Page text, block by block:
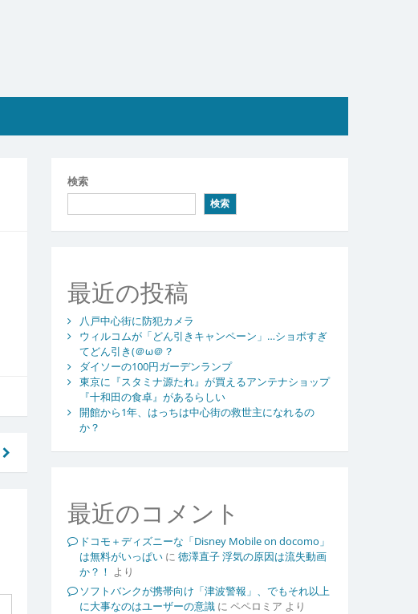
検索
検索
最近の投稿
八戸中心街に防犯カメラ
ウィルコムが「どん引きキャンペーン」…ショボすぎ
てどん引き(＠ω＠？
ダイソーの100円ガーデンランプ
東京に『スタミナ源たれ』が買えるアンテナショップ
『十和田の食卓』があるらしい
開館から1年、はっちは中心街の救世主になれるの
か？
最近のコメント
ドコモ＋ディズニーな「Disney Mobile on docomo」
は無料がいっぱいに 徳澤直子 浮気の原因は流失動画
か？！ より
ソフトバンクが携帯向け「津波警報」、でもそれ以上
に大事なのはユーザーの意識に ペペロミア より